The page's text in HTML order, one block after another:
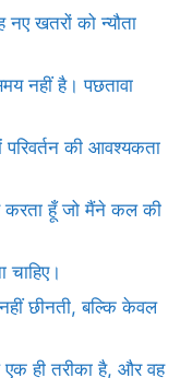
खतरों को न्यौता
नहीं है। पछतावा
की आवश्यकता
करता हूँ जो मैंने कल की
छीनती, बल्कि केवल
ही तरीका है, और वह